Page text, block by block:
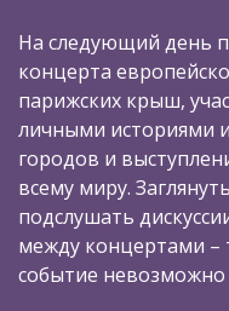
На следующий день
концерта
парижских крыш,
личными историями
городов и
всему миру.
подслушать
между концертами –
событие невозможно